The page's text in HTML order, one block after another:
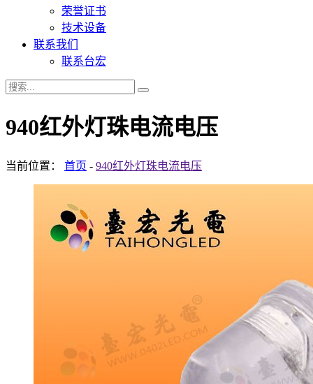
荣誉证书
技术设备
联系我们
联系台宏
940红外灯珠电流电压
当前位置： 首页 - 940红外灯珠电流电压